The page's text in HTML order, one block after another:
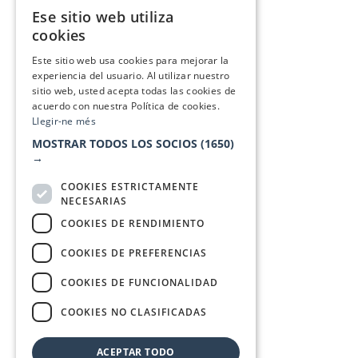
Ese sitio web utiliza
cookies
Este sitio web usa cookies para mejorar la
experiencia del usuario. Al utilizar nuestro
sitio web, usted acepta todas las cookies de
acuerdo con nuestra Política de cookies.
Llegir-ne més
MOSTRAR TODOS LOS SOCIOS (1650)
→
COOKIES ESTRICTAMENTE
NECESARIAS
COOKIES DE RENDIMIENTO
COOKIES DE PREFERENCIAS
COOKIES DE FUNCIONALIDAD
COOKIES NO CLASIFICADAS
ACEPTAR TODO